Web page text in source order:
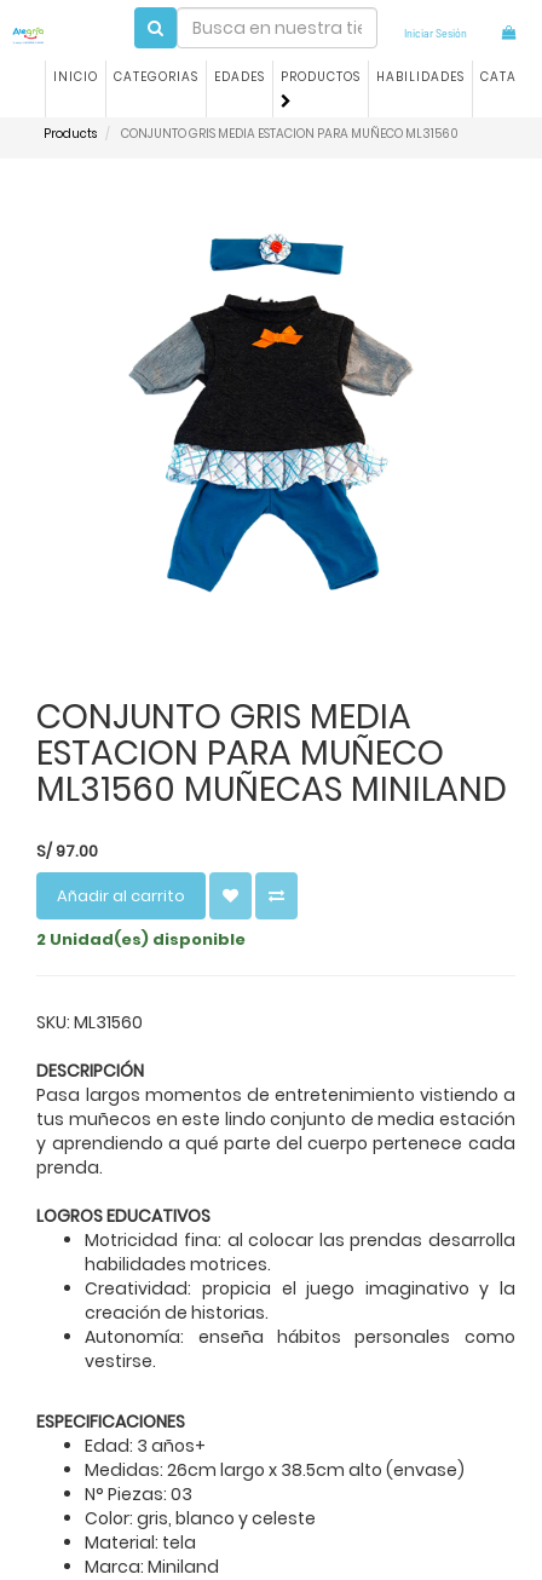
Iniciar Sesión
INICIO CATEGORIAS EDADES PRODUCTOS HABILIDADES
Products CONJUNTO GRIS MEDIA ESTACION PARA MUÑECO ML31560
CONJUNTO GRIS MEDIA
ESTACION PARA MUÑECO
ML31560 MUÑECAS MINILAND
S/97.00
Añadir al carrito
2 Unidad(es) disponible
SKU: ML31560
DESCRIPCIÓN
Pasa largos momentos de entretenimiento vistiendo a
tus muñecos en este lindo conjunto de media estación
y aprendiendo a qué parte del cuerpo pertenece cada
prenda.
LOGROS EDUCATIVOS
Motricidad fina: al colocar las prendas desarrolla
habilidades motrices.
Creatividad: propicia el juego imaginativo y la
creación de historias.
Autonomía: enseña hábitos personales como
vestirse.
ESPECIFICACIONES
Edad: 3 años+
Medidas: 26cm largo x 38.5cm alto (envase)
N° Piezas: 03
Color: gris, blanco y celeste
Material: tela
Marca: Miniland